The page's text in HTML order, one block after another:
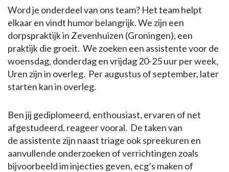
Word je onderdeel van ons team? Het team helpt
elkaar en vindt humor belangrijk. We zijn een
dorpspraktijk in Zevenhuizen (Groningen), een
praktijk die groeit. We zoeken een assistente voor de
woensdag, donderdag en vrijdag 20-25 uur per week,
Uren zijn in overleg. Per augustus of september, later
starten kan in overleg.
Ben jij gediplomeerd, enthousiast, ervaren of net
afgestudeerd, reageer vooral. De taken van
de assistente zijn naast triage ook spreekuren en
aanvullende onderzoeken of verrichtingen zoals
bijvoorbeeld im injecties geven, ecg’s maken of